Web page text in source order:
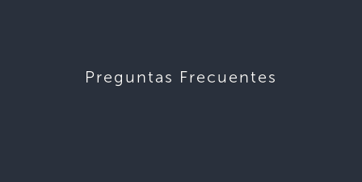
Preguntas Frecuentes